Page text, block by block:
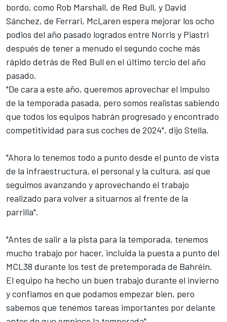
bordo, como Rob Marshall, de Red Bull, y David
Sánchez, de Ferrari, McLaren espera mejorar los ocho
podios del año pasado logrados entre Norris y Piastri
después de tener a menudo el segundo coche más
rápido detrás de Red Bull en el último tercio del año
pasado.
"De cara a este año, queremos aprovechar el impulso
de la temporada pasada, pero somos realistas sabiendo
que todos los equipos habrán progresado y encontrado
competitividad para sus coches de 2024", dijo Stella.
"Ahora lo tenemos todo a punto desde el punto de vista
de la infraestructura, el personal y la cultura, así que
seguimos avanzando y aprovechando el trabajo
realizado para volver a situarnos al frente de la
parrilla".
"Antes de salir a la pista para la temporada, tenemos
mucho trabajo por hacer, incluida la puesta a punto del
MCL38 durante los test de pretemporada de Bahréin.
El equipo ha hecho un buen trabajo durante el invierno
y confiamos en que podamos empezar bien, pero
sabemos que tenemos tareas importantes por delante